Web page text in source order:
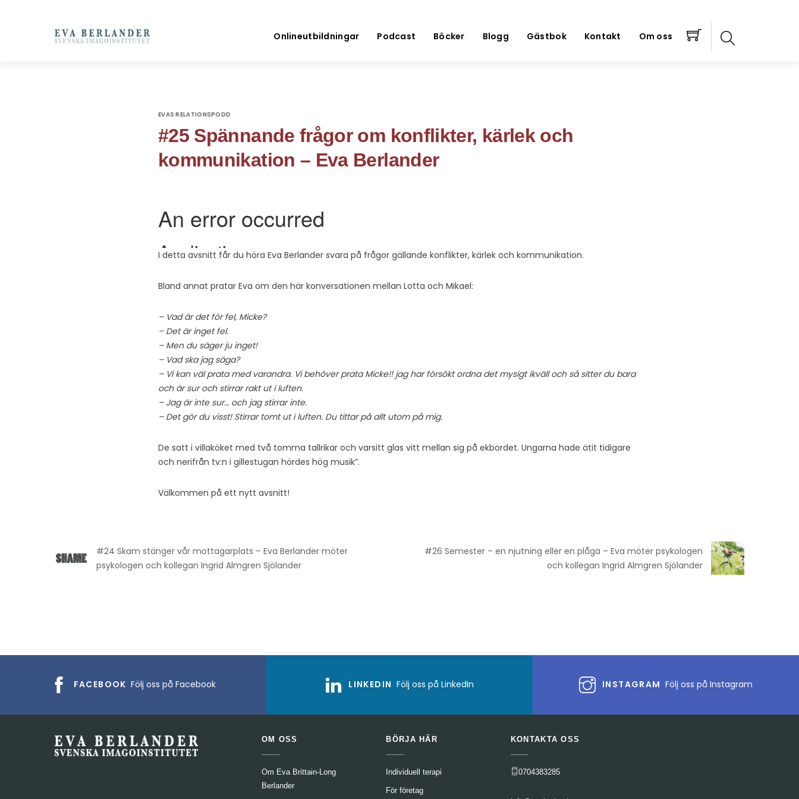
Onlineutbildningar Podcast Böcker Blogg Gästbok Kontakt Om oss
EVAS RELATIONSPODD
#25 Spännande frågor om konflikter, kärlek och
kommunikation – Eva Berlander
I detta avsnitt får du höra Eva Berlander svara på frågor gällande konflikter, kärlek och kommunikation.
Bland annat pratar Eva om den här konversationen mellan Lotta och Mikael:
– Vad är det för fel, Micke?
– Det är inget fel.
– Men du säger ju inget!
– Vad ska jag säga?
– Vi kan väl prata med varandra. Vi behöver prata Micke!! jag har försökt ordna det mysigt ikväll och så sitter du bara
och är sur och stirrar rakt ut i luften.
– Jag är inte sur… och jag stirrar inte.
– Det gör du visst! Stirrar tomt ut i luften. Du tittar på allt utom på mig.
De satt i villaköket med två tomma tallrikar och varsitt glas vitt mellan sig på ekbordet. Ungarna hade ätit tidigare
och nerifrån tv:n i gillestugan hördes hög musik”.
Välkommen på ett nytt avsnitt!
#24 Skam stänger vår mottagarplats – Eva Berlander möter
psykologen och kollegan Ingrid Almgren Sjölander
#26 Semester – en njutning eller en plåga – Eva möter psykologen
och kollegan Ingrid Almgren Sjölander
FACEBOOK Följ oss på Facebook LINKEDIN Följ oss på LinkedIn INSTAGRAM Följ oss på Instagram
OM OSS
Om Eva Brittain-Long
Berlander
BÖRJA HÄR
Individuell terapi
För företag
KONTAKTA OSS
0704383285